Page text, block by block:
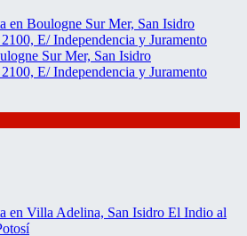
Sur Mer, San Isidro
E/ Independencia y Juramento